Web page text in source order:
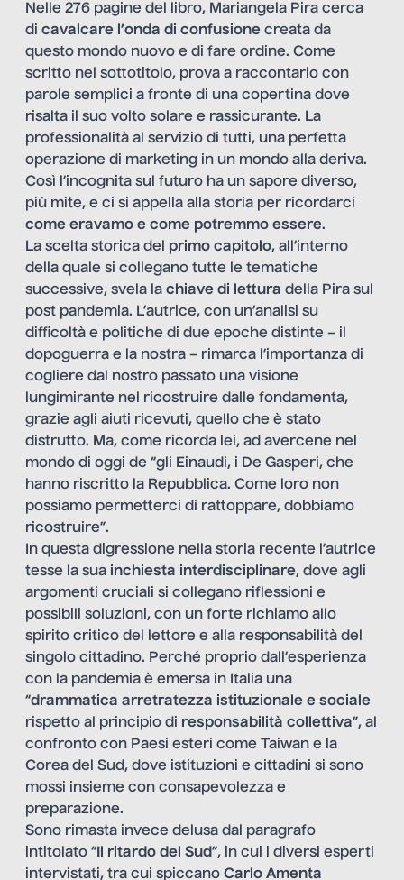
Nelle 276 pagine del libro, Mariangela Pira cerca
di cavalcare l’onda di confusione creata da
questo mondo nuovo e di fare ordine. Come
scritto nel sottotitolo, prova a raccontarlo con
parole semplici a fronte di una copertina dove
risalta il suo volto solare e rassicurante. La
professionalità al servizio di tutti, una perfetta
operazione di marketing in un mondo alla deriva.
Così l’incognita sul futuro ha un sapore diverso,
più mite, e ci si appella alla storia per ricordarci
come eravamo e come potremmo essere.
La scelta storica del primo capitolo, all’interno
della quale si collegano tutte le tematiche
successive, svela la chiave di lettura della Pira sul
post pandemia. L’autrice, con un’analisi su
difficoltà e politiche di due epoche distinte – il
dopoguerra e la nostra – rimarca l’importanza di
cogliere dal nostro passato una visione
lungimirante nel ricostruire dalle fondamenta,
grazie agli aiuti ricevuti, quello che è stato
distrutto. Ma, come ricorda lei, ad avercene nel
mondo di oggi de “gli Einaudi, i De Gasperi, che
hanno riscritto la Repubblica. Come loro non
possiamo permetterci di rattoppare, dobbiamo
ricostruire”.
In questa digressione nella storia recente l’autrice
tesse la sua inchiesta interdisciplinare, dove agli
argomenti cruciali si collegano riflessioni e
possibili soluzioni, con un forte richiamo allo
spirito critico del lettore e alla responsabilità del
singolo cittadino. Perché proprio dall’esperienza
con la pandemia è emersa in Italia una
“drammatica arretratezza istituzionale e sociale
rispetto al principio di responsabilità collettiva”, al
confronto con Paesi esteri come Taiwan e la
Corea del Sud, dove istituzioni e cittadini si sono
mossi insieme con consapevolezza e
preparazione.
Sono rimasta invece delusa dal paragrafo
intitolato “ Il ritardo del Sud”, in cui i diversi esperti
intervistati, tra cui spiccano Carlo Amenta